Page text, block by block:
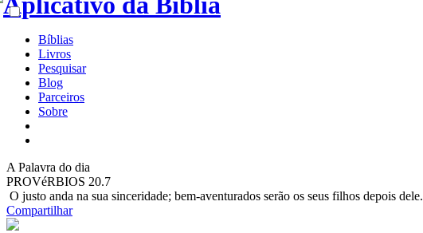
Bíblias
Livros
Pesquisar
Blog
Parceiros
Sobre
A Palavra do dia
PROVéRBIOS 20.7
O justo anda na sua sinceridade; bem-aventurados serão os seus filhos depois dele.
Compartilhar